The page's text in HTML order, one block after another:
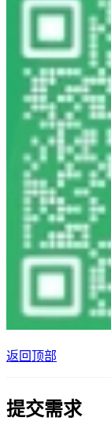
返回顶部
提交需求